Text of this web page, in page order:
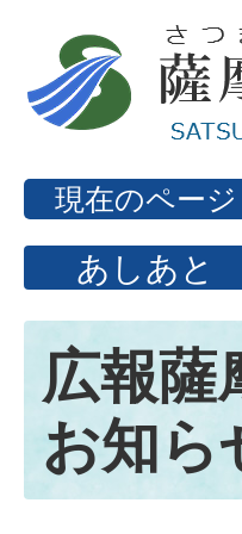
現在のページ
あしあと
広報薩
お知ら